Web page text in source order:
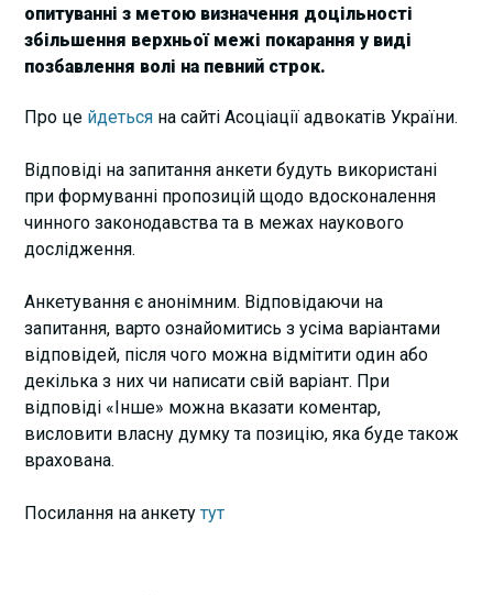
опитуванні з метою визначення доцільності
збільшення верхньої межі покарання у виді
позбавлення волі на певний строк.
Про це йдеться на сайті Асоціації адвокатів України.
Відповіді на запитання анкети будуть використані
при формуванні пропозицій щодо вдосконалення
чинного законодавства та в межах наукового
дослідження.
Анкетування є анонімним. Відповідаючи на
запитання, варто ознайомитись з усіма варіантами
відповідей, після чого можна відмітити один або
декілька з них чи написати свій варіант. При
відповіді «Інше» можна вказати коментар,
висловити власну думку та позицію, яка буде також
врахована.
Посилання на анкетутут